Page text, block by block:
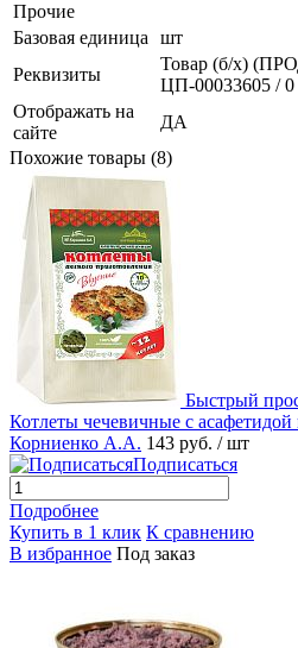
Прочие
Базовая единица
шт
Реквизиты
Товар (б/х)
ЦП-00033605 / 0
Отображать на
сайте
ДА
Похожие товары (8)
Быстрый
Котлеты чечевичные с
Корниенко А.А. 143 руб. / шт
Подписаться
Подробнее
Купить в 1 клик К сравнению
В избранное Под заказ